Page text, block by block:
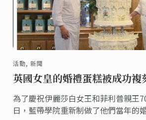
活動, 新聞
英國女皇的婚禮蛋糕被成功複
為了慶祝伊麗莎白女王和菲利普親王
日，藍帶學院重新制做了他們當年的